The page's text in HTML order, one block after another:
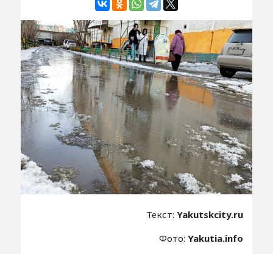
Текст:Yakutskcity.ru
Фото:Yakutia.info